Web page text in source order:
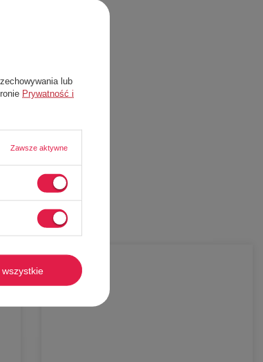
lub
Prywatność i
Zawsze aktywne